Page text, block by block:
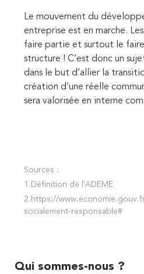
Le mouvement du
entreprise est en marche.
faire partie et surtout le
structure ! C’est donc un
dans le but d’allier la
création d’une réelle
sera valorisée en interne
Sources :
1.Définition de l'ADEME
2. https://
socialement-responsable#
Qui sommes-nous ?